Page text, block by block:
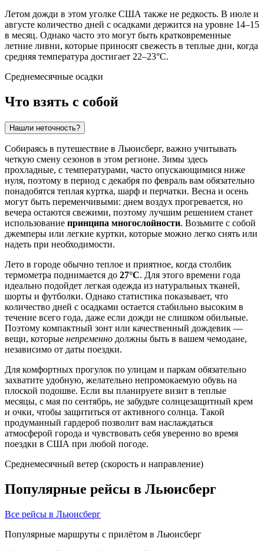
Летом дожди в этом уголке США также не редкость. В июле и
августе количество дней с осадками держится на уровне 14–15
в месяц. Однако часто это могут быть кратковременные
летние ливни, которые приносят свежесть в теплые дни, когда
средняя температура достигает 22–23°C.
Среднемесячные осадки
Что взять с собой
Нашли неточность?
Собираясь в путешествие в Льюисберг, важно учитывать
четкую смену сезонов в этом регионе. Зимы здесь
прохладные, с температурами, часто опускающимися ниже
нуля, поэтому в период с декабря по февраль вам обязательно
понадобятся теплая куртка, шарф и перчатки. Весна и осень
могут быть переменчивыми: днем воздух прогревается, но
вечера остаются свежими, поэтому лучшим решением станет
использование принципа многослойности. Возьмите с собой
джемперы или легкие куртки, которые можно легко снять или
надеть при необходимости.
Лето в городе обычно теплое и приятное, когда столбик
термометра поднимается до 27°C. Для этого времени года
идеально подойдет легкая одежда из натуральных тканей,
шорты и футболки. Однако статистика показывает, что
количество дней с осадками остается стабильно высоким в
течение всего года, даже если дожди не слишком обильные.
Поэтому компактный зонт или качественный дождевик —
вещи, которые непременно должны быть в вашем чемодане,
независимо от даты поездки.
Для комфортных прогулок по улицам и паркам обязательно
захватите удобную, желательно непромокаемую обувь на
плоской подошве. Если вы планируете визит в теплые
месяцы, с мая по сентябрь, не забудьте солнцезащитный крем
и очки, чтобы защититься от активного солнца. Такой
продуманный гардероб позволит вам наслаждаться
атмосферой города и чувствовать себя уверенно во время
поездки в США при любой погоде.
Среднемесячный ветер (скорость и направление)
Популярные рейсы в Льюисберг
Все рейсы в Льюисберг
Популярные маршруты с прилётом в Льюисберг